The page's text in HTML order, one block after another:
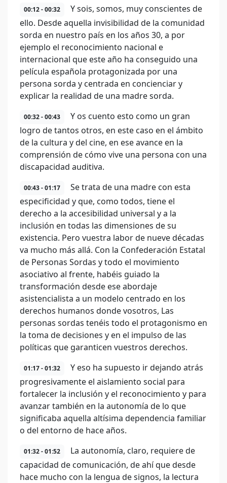
00:12 - 00:32
Y sois, somos, muy conscientes de
ello. Desde aquella invisibilidad de la comunidad
sorda en nuestro país en los años 30, a por
ejemplo el reconocimiento nacional e
internacional que este año ha conseguido una
película española protagonizada por una
persona sorda y centrada en concienciar y
explicar la realidad de una madre sorda.
00:32 - 00:43
Y os cuento esto como un gran
logro de tantos otros, en este caso en el ámbito
de la cultura y del cine, en ese avance en la
comprensión de cómo vive una persona con una
discapacidad auditiva.
00:43 - 01:17
Se trata de una madre con esta
especificidad y que, como todos, tiene el
derecho a la accesibilidad universal y a la
inclusión en todas las dimensiones de su
existencia. Pero vuestra labor de nueve décadas
va mucho más allá. Con la Confederación Estatal
de Personas Sordas y todo el movimiento
asociativo al frente, habéis guiado la
transformación desde ese abordaje
asistencialista a un modelo centrado en los
derechos humanos donde vosotros, Las
personas sordas tenéis todo el protagonismo en
la toma de decisiones y en el impulso de las
políticas que garanticen vuestros derechos.
01:17 - 01:32
Y eso ha supuesto ir dejando atrás
progresivamente el aislamiento social para
fortalecer la inclusión y el reconocimiento y para
avanzar también en la autonomía de lo que
significaba aquella altísima dependencia familiar
o del entorno de hace años.
01:32 - 01:52
La autonomía, claro, requiere de
capacidad de comunicación, de ahí que desde
hace mucho con la lengua de signos, la lectura